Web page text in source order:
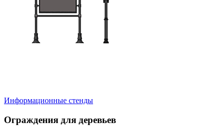
Информационные стенды
Ограждения для деревьев